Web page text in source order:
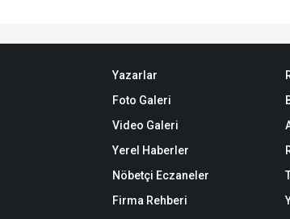
Yazarlar
Foto Galeri
Video Galeri
Yerel Haberler
Nöbetçi Eczaneler
Firma Rehberi